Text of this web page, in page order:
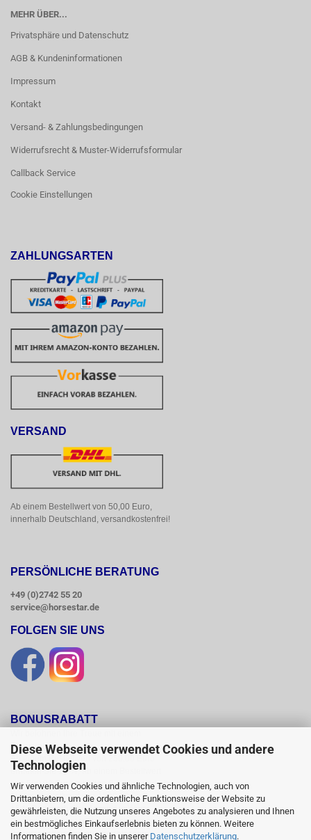
Diese Webseite verwendet Cookies und andere
Technologien
Wir verwenden Cookies und ähnliche Technologien, auch von
Drittanbietern, um die ordentliche Funktionsweise der Website zu
gewährleisten, die Nutzung unseres Angebotes zu analysieren und Ihnen
ein bestmögliches Einkaufserlebnis bieten zu können. Weitere
Informationen finden Sie in unserer Datenschutzerklärung.
MEHR ÜBER...
Privatsphäre und Datenschutz
AGB & Kundeninformationen
Impressum
Kontakt
Versand- & Zahlungsbedingungen
Widerrufsrecht & Muster-Widerrufsformular
Callback Service
Cookie Einstellungen
ZAHLUNGSARTEN
VERSAND
Ab einem Bestellwert von 50,00 Euro,
innerhalb Deutschland, versandkostenfrei!
PERSÖNLICHE BERATUNG
+49 (0)2742 55 20
service@horsestar.de
FOLGEN SIE UNS
BONUSRABATT
Bonusrabatt.
Ab einem Bestellwert von 250,00 Euro
erhalten Sie 10 %, ab einem Bestellwert
von 500,00 Euro erhalten Sie 12% und ab
einem  Bestellwert von 1500,00 Euro
15 % Bonusrabatt auf reguläre Ware.
Reduzierte Artikel und Sättel sind vom
Bonusrabattsystem ausgeschlossen.